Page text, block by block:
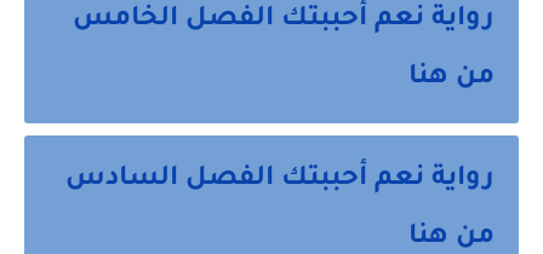
رواية نعم أحببتك الفصل الخامس
من هنا
رواية نعم أحببتك الفصل السادس
من هنا